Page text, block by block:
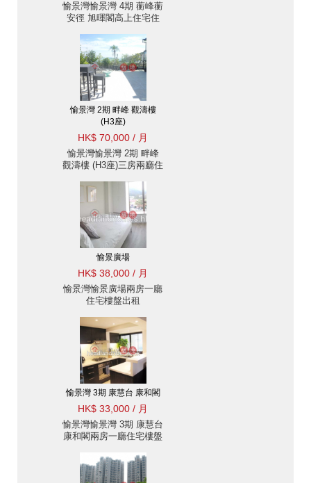
愉景灣愉景灣 4期 蘅峰蘅
安徑 旭暉閣高上住宅住
愉景灣 2期 畔峰 觀濤樓
(H3座)
HK$ 70,000 / 月
愉景灣愉景灣 2期 畔峰
觀濤樓 (H3座)三房兩廳住
愉景廣場
HK$ 38,000 / 月
愉景灣愉景廣場兩房一廳
住宅樓盤出租
愉景灣 3期 康慧台 康和閣
HK$ 33,000 / 月
愉景灣愉景灣 3期 康慧台
康和閣兩房一廳住宅樓盤